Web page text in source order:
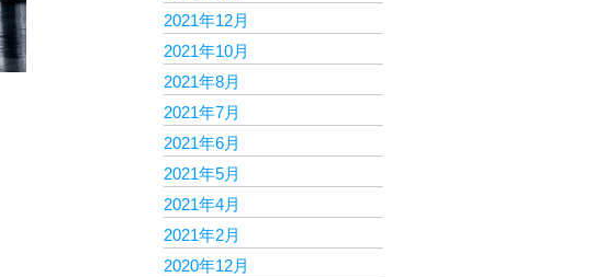
2021年12月
2021年10月
2021年8月
2021年7月
2021年6月
2021年5月
2021年4月
2021年2月
2020年12月